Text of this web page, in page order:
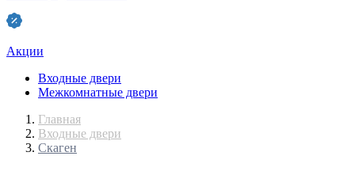
Акции
Входные двери
Межкомнатные двери
Главная
Входные двери
Скаген